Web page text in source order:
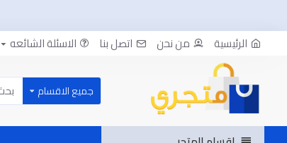
الرئيسية من نحن اتصل بنا الاسئلة الشائعه
جميع الاقسام